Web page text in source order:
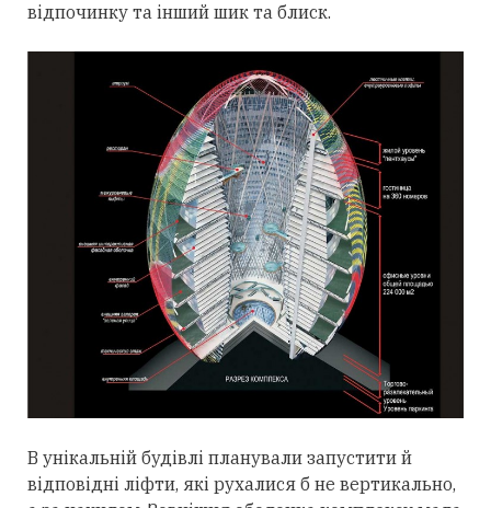
відпочинку та інший шик та блиск.
В унікальній будівлі планували запустити й
відповідні ліфти, які рухалися б не вертикально,